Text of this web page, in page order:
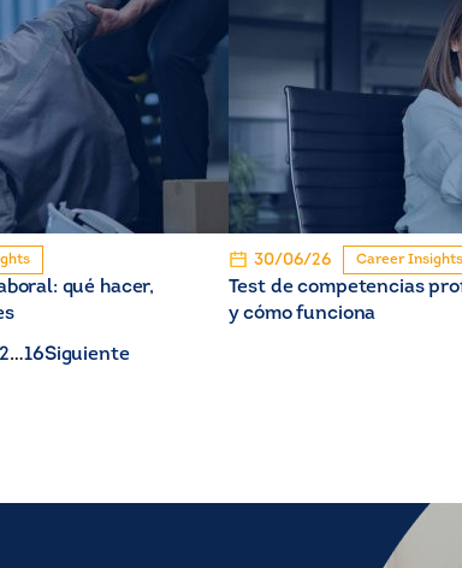
qué hacer,
30/06/26 Career Insights
Test de competencias
y cómo funciona
Paginación
2…16Siguiente